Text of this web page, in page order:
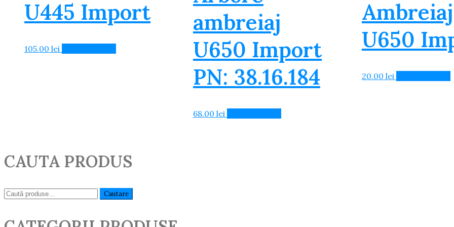
U445 Import
105.00 lei
ambreiaj
U650 Import
PN: 38.16.184
68.00 lei
Ambreiaj
U650
20.00 lei
CAUTA PRODUS
Caută: Cautare